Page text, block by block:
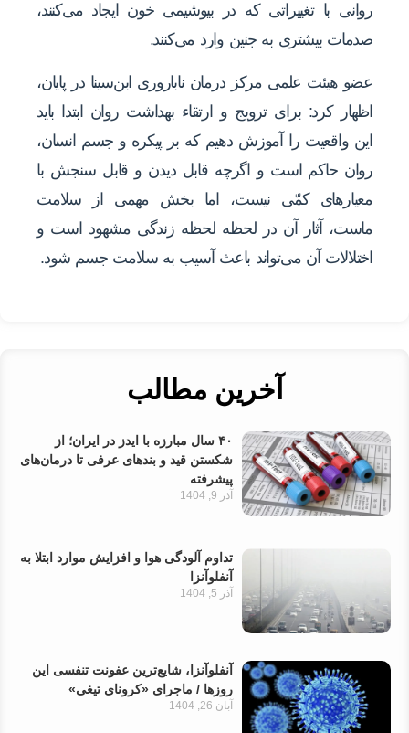
روانی با تغییراتی که در بیوشیمی خون ایجاد می‌کنند،
صدمات بیشتری به جنین وارد می‌کنند.
عضو هیئت علمی مرکز درمان ناباروری ابن‌سینا در پایان،
اظهار کرد: برای ترویج و ارتقاء بهداشت روان ابتدا باید
این واقعیت را آموزش دهیم که بر پیکره و جسم انسان،
روان حاکم است و اگرچه قابل دیدن و قابل سنجش با
معیارهای کمّی نیست، اما بخش مهمی از سلامت
ماست، آثار آن در لحظه لحظه زندگی مشهود است و
اختلالات آن می‌تواند باعث آسیب به سلامت جسم شود.
آخرین مطالب
۴۰ سال مبارزه با ایدز در ایران؛ از
شکستن قید و بندهای عرفی تا درمان‌های
پیشرفته
آذر 9, 1404
تداوم آلودگی هوا و افزایش موارد ابتلا به
آنفلوآنزا
آذر 5, 1404
آنفلوآنزا، شایع‌ترین عفونت تنفسی این
روزها / ماجرای «کرونای تیغی»
آبان 26, 1404